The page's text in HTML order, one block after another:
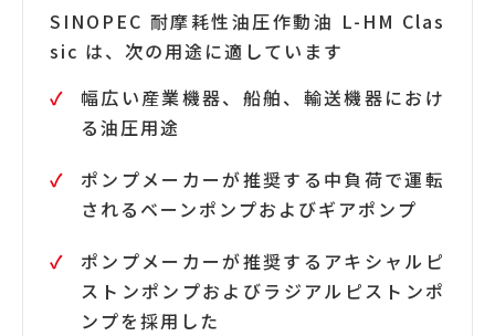
SINOPEC 耐摩耗性油圧作動油 L-HM Clas
sic は、次の用途に適しています
幅広い産業機器、船舶、輸送機器におけ
る油圧用途
ポンプメーカーが推奨する中負荷で運転
されるベーンポンプおよびギアポンプ
ポンプメーカーが推奨するアキシャルピ
ストンポンプおよびラジアルピストンポ
ンプを採用した